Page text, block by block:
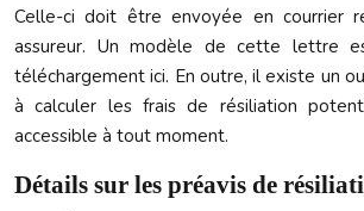
Celle-ci doit être envoyée en courrier
assureur. Un modèle de cette lettre
téléchargement ici. En outre, il existe un
à calculer les frais de résiliation
accessible à tout moment.
Détails sur les préavis de